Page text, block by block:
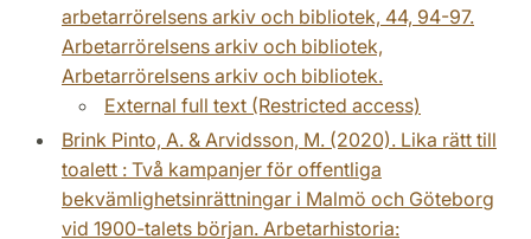
arbetarrörelsens arkiv och bibliotek, 44, 94-97.
Arbetarrörelsens arkiv och bibliotek,
Arbetarrörelsens arkiv och bibliotek.
External full text (Restricted access)
Brink Pinto, A. & Arvidsson, M. (2020). Lika rätt till
toalett : Två kampanjer för offentliga
bekvämlighetsinrättningar i Malmö och Göteborg
vid 1900-talets början. Arbetarhistoria: